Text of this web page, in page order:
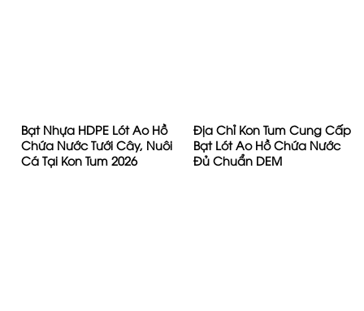
Bạt Nhựa HDPE Lót Ao Hồ
Chứa Nước Tưới Cây, Nuôi
Cá Tại Kon Tum 2026
Địa Chỉ Kon Tum Cung Cấp
Bạt Lót Ao Hồ Chứa Nước
Đủ Chuẩn DEM